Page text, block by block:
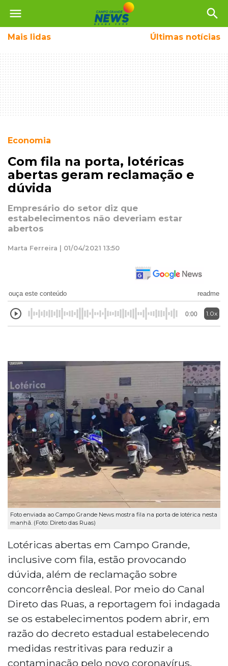
menu search
Mais lidas Últimas notícias
Economia
Com fila na porta, lotéricas
abertas geram reclamação e
dúvida
Empresário do setor diz que
estabelecimentos não deveriam estar
abertos
Marta Ferreira | 01/04/2021 13:50
ouça este conteúdo readme
0:00 1.0x
Foto enviada ao Campo Grande News mostra fila na porta de lotérica nesta
manhã. (Foto: Direto das Ruas)
Lotéricas abertas em Campo Grande,
inclusive com fila, estão provocando
dúvida, além de reclamação sobre
concorrência desleal. Por meio do Canal
Direto das Ruas, a reportagem foi indagada
se os estabelecimentos podem abrir, em
razão do decreto estadual estabelecendo
medidas restritivas para reduzir a
contaminação pelo novo coronavírus.